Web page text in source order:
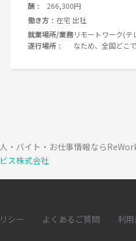
酬
266,300円
働き方
在宅 出社
就業場所/業務
遂行場所
リモートワーク(テ
なため、全国どこ
・バイト・お仕事情報なら
ス株式会社
シー よくあるご質問 利